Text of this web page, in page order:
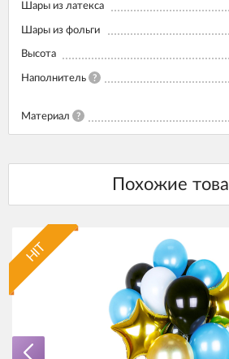
Шары из латекса
Шары из фольги
Высота
Наполнитель ?
Материал ?
HIT